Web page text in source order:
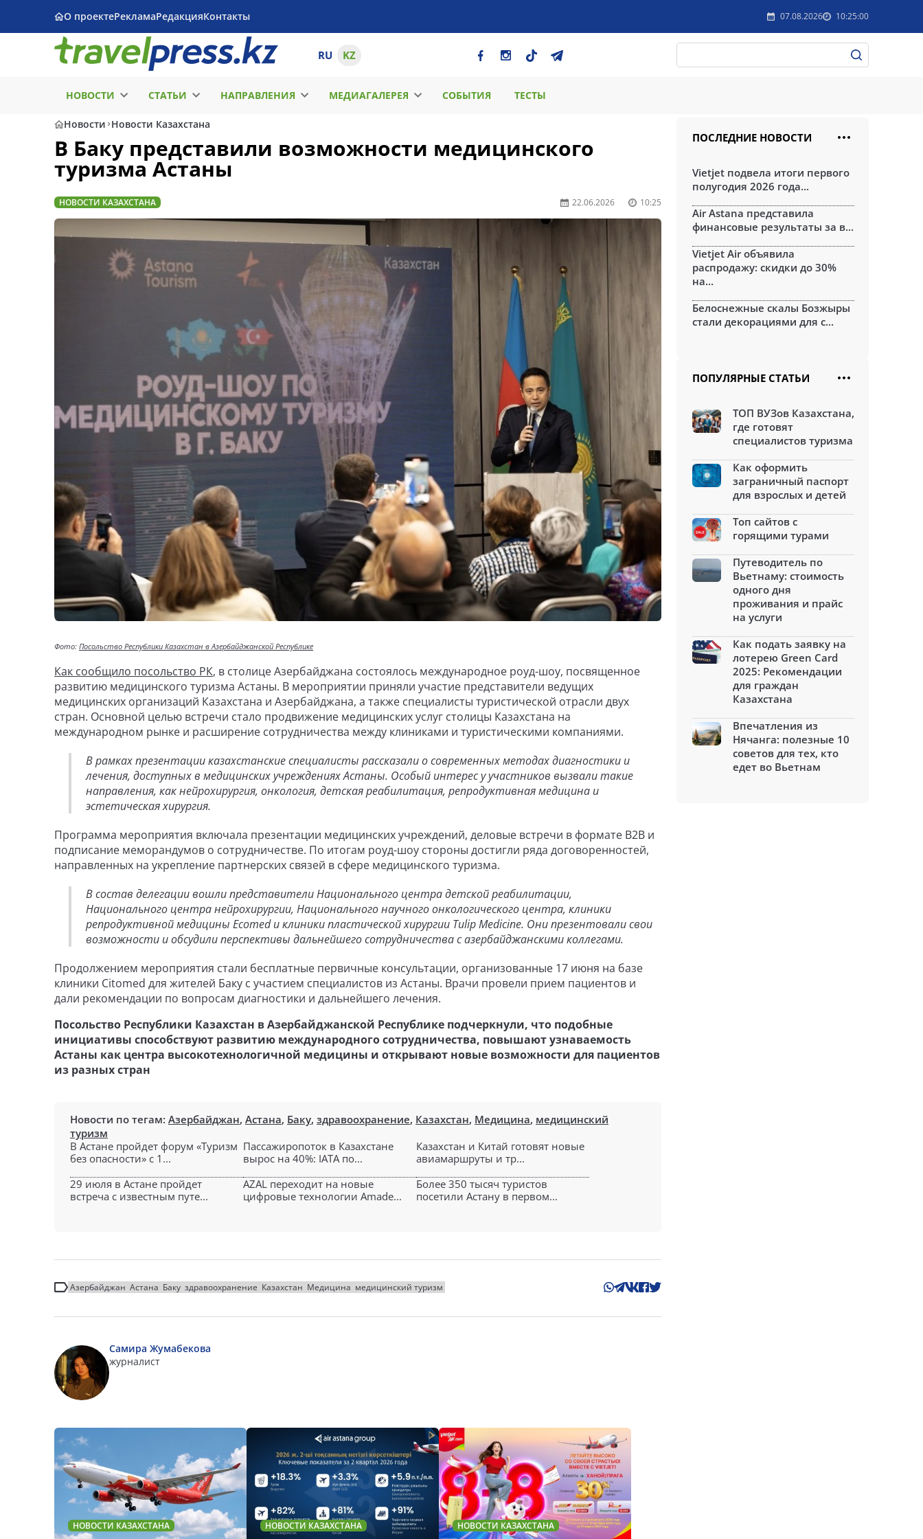
О проектеРекламаРедакцияКонтакты 07.08.2026 10:25:00
RU KZ
НОВОСТИ СТАТЬИ НАПРАВЛЕНИЯ МЕДИАГАЛЕРЕЯ СОБЫТИЯ ТЕСТЫ
Новости Новости Казахстана
В Баку представили возможности медицинского
туризма Астаны
НОВОСТИ КАЗАХСТАНА 22.06.2026 10:25
Фото: Посольство Республики Казахстан в Азербайджанской Республике
Как сообщило посольство РК, в столице Азербайджана состоялось международное роуд-шоу, посвященное
развитию медицинского туризма Астаны. В мероприятии приняли участие представители ведущих
медицинских организаций Казахстана и Азербайджана, а также специалисты туристической отрасли двух
стран. Основной целью встречи стало продвижение медицинских услуг столицы Казахстана на
международном рынке и расширение сотрудничества между клиниками и туристическими компаниями.
В рамках презентации казахстанские специалисты рассказали о современных методах диагностики и
лечения, доступных в медицинских учреждениях Астаны. Особый интерес у участников вызвали такие
направления, как нейрохирургия, онкология, детская реабилитация, репродуктивная медицина и
эстетическая хирургия.
Программа мероприятия включала презентации медицинских учреждений, деловые встречи в формате B2B и
подписание меморандумов о сотрудничестве. По итогам роуд-шоу стороны достигли ряда договоренностей,
направленных на укрепление партнерских связей в сфере медицинского туризма.
В состав делегации вошли представители Национального центра детской реабилитации,
Национального центра нейрохирургии, Национального научного онкологического центра, клиники
репродуктивной медицины Ecomed и клиники пластической хирургии Tulip Medicine. Они презентовали свои
возможности и обсудили перспективы дальнейшего сотрудничества с азербайджанскими коллегами.
Продолжением мероприятия стали бесплатные первичные консультации, организованные 17 июня на базе
клиники Citomed для жителей Баку с участием специалистов из Астаны. Врачи провели прием пациентов и
дали рекомендации по вопросам диагностики и дальнейшего лечения.
Посольство Республики Казахстан в Азербайджанской Республике подчеркнули, что подобные
инициативы способствуют развитию международного сотрудничества, повышают узнаваемость
Астаны как центра высокотехнологичной медицины и открывают новые возможности для пациентов
из разных стран
Новости по тегам: Азербайджан, Астана, Баку, здравоохранение, Казахстан, Медицина, медицинский
туризм
В Астане пройдет форум «Туризм
без опасности» с 1...
Пассажиропоток в Казахстане
вырос на 40%: IATA по...
Казахстан и Китай готовят новые
авиамаршруты и тр...
29 июля в Астане пройдет
встреча с известным путе...
AZAL переходит на новые
цифровые технологии Amade...
Более 350 тысяч туристов
посетили Астану в первом...
Азербайджан Астана Баку здравоохранение Казахстан Медицина медицинский туризм
Самира Жумабекова
журналист
НОВОСТИ КАЗАХСТАНА НОВОСТИ КАЗАХСТАНА НОВОСТИ КАЗАХСТАНА
ПОСЛЕДНИЕ НОВОСТИ
Vietjet подвела итоги первого
полугодия 2026 года...
Air Astana представила
финансовые результаты за в...
Vietjet Air объявила
распродажу: скидки до 30%
на...
Белоснежные скалы Бозжыры
стали декорациями для с...
ПОПУЛЯРНЫЕ СТАТЬИ
ТОП ВУЗов Казахстана,
где готовят
специалистов туризма
Как оформить
заграничный паспорт
для взрослых и детей
Топ сайтов с
горящими турами
Путеводитель по
Вьетнаму: стоимость
одного дня
проживания и прайс
на услуги
Как подать заявку на
лотерею Green Card
2025: Рекомендации
для граждан
Казахстана
Впечатления из
Нячанга: полезные 10
советов для тех, кто
едет во Вьетнам